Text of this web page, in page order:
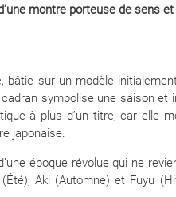
montre porteuse de sens
sur un modèle
symbolise une saison
à plus d’un titre, car elle
japonaise.
époque révolue qui ne
Aki (Automne) et Fuyu